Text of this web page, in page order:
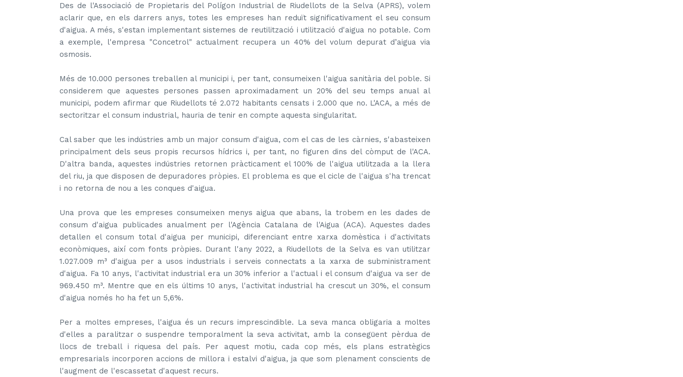
Des de l'Associació de Propietaris del Polígon Industrial de Riudellots de la Selva (APRS), volem
aclarir que, en els darrers anys, totes les empreses han reduït significativament el seu consum
d'aigua. A més, s'estan implementant sistemes de reutilització i utilització d'aigua no potable. Com
a exemple, l'empresa "Concetrol" actualment recupera un 40% del volum depurat d’aigua via
osmosis.
Més de 10.000 persones treballen al municipi i, per tant, consumeixen l'aigua sanitària del poble. Si
considerem que aquestes persones passen aproximadament un 20% del seu temps anual al
municipi, podem afirmar que Riudellots té 2.072 habitants censats i 2.000 que no. L'ACA, a més de
sectoritzar el consum industrial, hauria de tenir en compte aquesta singularitat.
Cal saber que les indústries amb un major consum d'aigua, com el cas de les càrnies, s'abasteixen
principalment dels seus propis recursos hídrics i, per tant, no figuren dins del còmput de l'ACA.
D'altra banda, aquestes indústries retornen pràcticament el 100% de l'aigua utilitzada a la llera
del riu, ja que disposen de depuradores pròpies. El problema es que el cicle de l'aigua s'ha trencat
i no retorna de nou a les conques d'aigua.
Una prova que les empreses consumeixen menys aigua que abans, la trobem en les dades de
consum d'aigua publicades anualment per l'Agència Catalana de l'Aigua (ACA). Aquestes dades
detallen el consum total d'aigua per municipi, diferenciant entre xarxa domèstica i d'activitats
econòmiques, així com fonts pròpies. Durant l'any 2022, a Riudellots de la Selva es van utilitzar
1.027.009 m³ d'aigua per a usos industrials i serveis connectats a la xarxa de subministrament
d'aigua. Fa 10 anys, l'activitat industrial era un 30% inferior a l'actual i el consum d'aigua va ser de
969.450 m³. Mentre que en els últims 10 anys, l'activitat industrial ha crescut un 30%, el consum
d'aigua només ho ha fet un 5,6%.
Per a moltes empreses, l'aigua és un recurs imprescindible. La seva manca obligaria a moltes
d'elles a paralitzar o suspendre temporalment la seva activitat, amb la consegüent pèrdua de
llocs de treball i riquesa del país. Per aquest motiu, cada cop més, els plans estratègics
empresarials incorporen accions de millora i estalvi d'aigua, ja que som plenament conscients de
l'augment de l'escassetat d'aquest recurs.